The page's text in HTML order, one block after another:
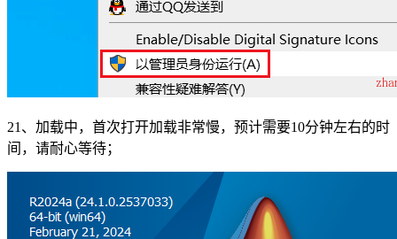
21、加载中，首次打开加载非常慢，预计需要10分钟左右的时
间，请耐心等待；